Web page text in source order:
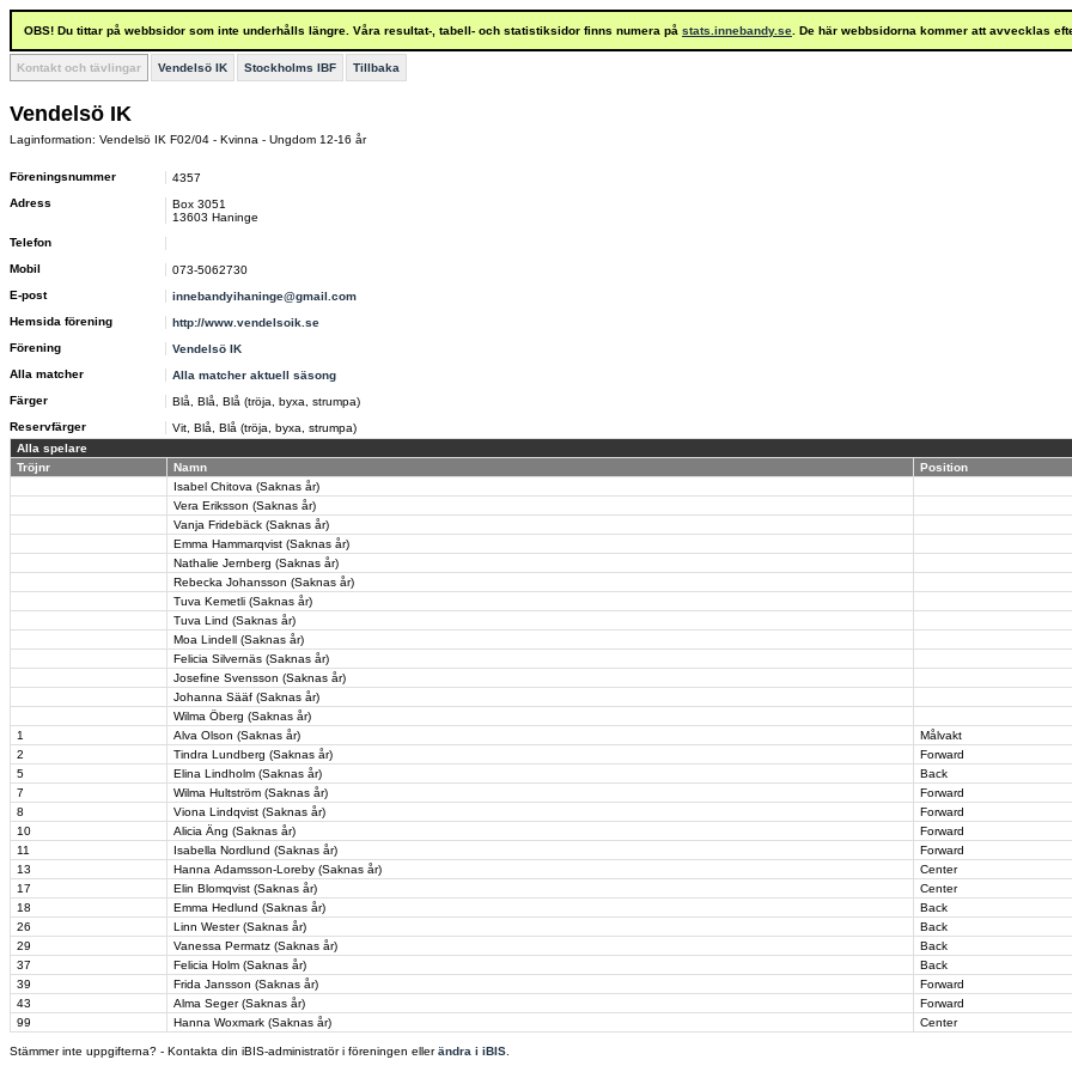
OBS! Du tittar på webbsidor som inte underhålls längre. Våra resultat-, tabell- och statistiksidor finns numera på stats.innebandy.se . De här webbsidorna kommer att avvecklas
Kontakt och tävlingar Vendelsö IK Stockholms IBF Tillbaka
Vendelsö IK
Laginformation: Vendelsö IK F02/04 - Kvinna - Ungdom 12-16 år
Föreningsnummer
4357
Adress
Box 3051
13603 Haninge
Telefon
Mobil
073-5062730
E-post
innebandyihaninge@gmail.com
Hemsida förening
http://www.vendelsoik.se
Förening
Vendelsö IK
Alla matcher
Alla matcher aktuell säsong
Färger
Blå, Blå, Blå (tröja, byxa, strumpa)
Reservfärger
Vit, Blå, Blå (tröja, byxa, strumpa)
Alla spelare
Tröjnr
Namn
Position
Isabel Chitova (Saknas år)
Vera Eriksson (Saknas år)
Vanja Fridebäck (Saknas år)
Emma Hammarqvist (Saknas år)
Nathalie Jernberg (Saknas år)
Rebecka Johansson (Saknas år)
Tuva Kemetli (Saknas år)
Tuva Lind (Saknas år)
Moa Lindell (Saknas år)
Felicia Silvernäs (Saknas år)
Josefine Svensson (Saknas år)
Johanna Sääf (Saknas år)
Wilma Öberg (Saknas år)
1
Alva Olson (Saknas år)
Målvakt
2
Tindra Lundberg (Saknas år)
Forward
5
Elina Lindholm (Saknas år)
Back
7
Wilma Hultström (Saknas år)
Forward
8
Viona Lindqvist (Saknas år)
Forward
10
Alicia Äng (Saknas år)
Forward
11
Isabella Nordlund (Saknas år)
Forward
13
Hanna Adamsson-Loreby (Saknas år)
Center
17
Elin Blomqvist (Saknas år)
Center
18
Emma Hedlund (Saknas år)
Back
26
Linn Wester (Saknas år)
Back
29
Vanessa Permatz (Saknas år)
Back
37
Felicia Holm (Saknas år)
Back
39
Frida Jansson (Saknas år)
Forward
43
Alma Seger (Saknas år)
Forward
99
Hanna Woxmark (Saknas år) Center
Stämmer inte uppgifterna? - Kontakta din iBIS-administratör i föreningen ellerändra i iBIS